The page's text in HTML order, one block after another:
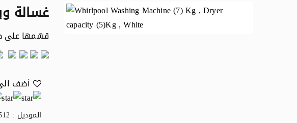
غسالة ويرلبول (7)
قسّمها على
أضف
الموديل : WWDE7512